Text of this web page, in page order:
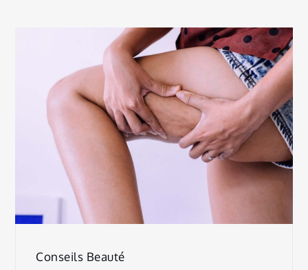
Conseils Beauté